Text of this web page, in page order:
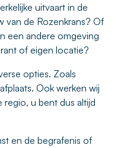
uitvaart in de
van de Rozenkrans? Of
een andere omgeving
of eigen locatie?
opties. Zoals
Ook werken wij
regio, u bent dus altijd
en de begrafenis of